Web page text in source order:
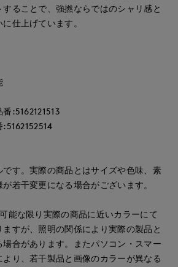
ることで、強撚ならではのシャリ感と
仕上げています。
:5162121513
す。実際の商品とはサイズや色味、素
若干変更になる場合がございます。
能な限り実際の商品に近いカラーにて
すが、照明の関係により実際の製品と
合があります。またパソコン・スマー
より、若干製品と画像のカラーが異なる